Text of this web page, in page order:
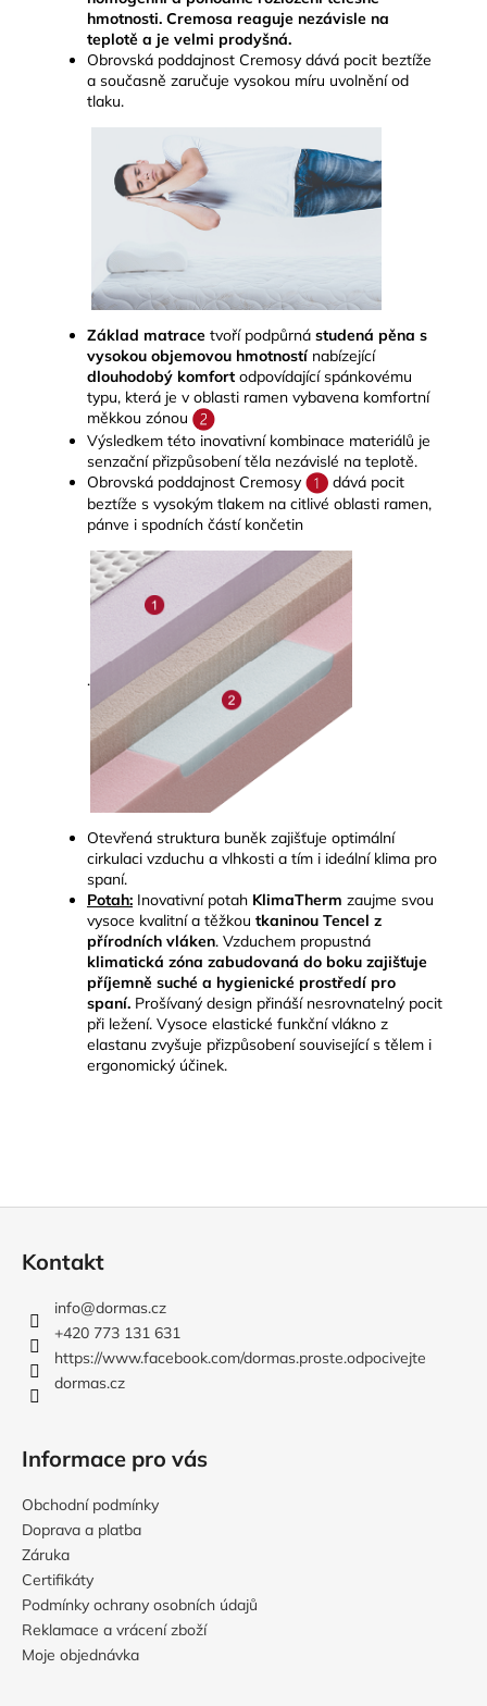
hmotnosti. Cremosa reaguje nezávisle na
teplotě a je velmi prodyšná.
Obrovská poddajnost Cremosy dává pocit beztíže
a současně zaručuje vysokou míru uvolnění od
tlaku.
Základ matrace tvoří podpůrná studená pěna s
vysokou objemovou hmotnostínabízející
dlouhodobý komfort odpovídající spánkovému
typu, která je v oblasti ramen vybavena komfortní
měkkou zónou
Výsledkem této inovativní kombinace materiálů je
senzační přizpůsobení těla nezávislé na teplotě.
Obrovská poddajnost Cremosy
dává pocit
beztíže s vysokým tlakem na citlivé oblasti ramen,
pánve i spodních částí končetin
.
Otevřená struktura buněk zajišťuje optimální
cirkulaci vzduchu a vlhkosti a tím i ideální klima pro
spaní.
Potah: Inovativní potah KlimaTherm zaujme svou
vysoce kvalitní a těžkou tkaninou Tencel z
přírodních vláken. Vzduchem propustná
klimatická zóna zabudovaná do boku zajišťuje
příjemně suché a hygienické prostředí pro
spaní. Prošívaný design přináší nesrovnatelný pocit
při ležení. Vysoce elastické funkční vlákno z
elastanu zvyšuje přizpůsobení související s tělem i
ergonomický účinek.
Kontakt
info@dormas.cz
+420 773 131 631
https://www.facebook.com/dormas.proste.odpocivejte
dormas.cz
Informace pro vás
Obchodní podmínky
Doprava a platba
Záruka
Certifikáty
Podmínky ochrany osobních údajů
Reklamace a vrácení zboží
Moje objednávka